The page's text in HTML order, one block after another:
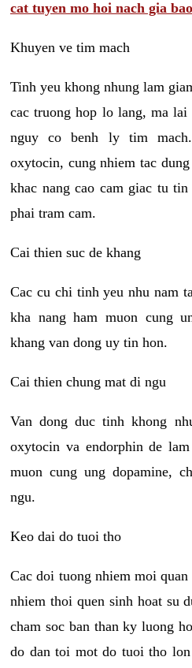
cat tuyen mo hoi nach gia
Khuyen ve tim mach
Tinh yeu khong nhung lam
cac truong hop lo lang, ma
nguy co benh ly tim
oxytocin, cung nhiem tac
khac nang cao cam giac tu
phai tram cam.
Cai thien suc de khang
Cac cu chi tinh yeu nhu nam
kha nang ham muon cung
khang van dong uy tin hon.
Cai thien chung mat di ngu
Van dong duc tinh khong
oxytocin va endorphin de
muon cung ung dopamine,
ngu.
Keo dai do tuoi tho
Cac doi tuong nhiem moi
nhiem thoi quen sinh hoat su
cham soc ban than ky luong
do dan toi mot do tuoi tho